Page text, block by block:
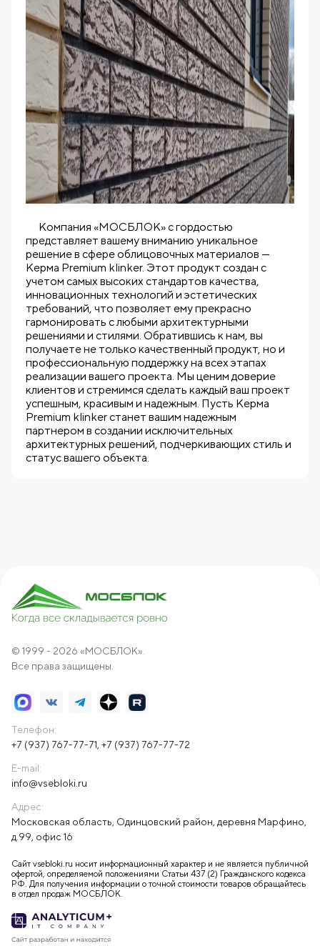
Компания «МОСБЛОК» с гордостью
представляет вашему вниманию уникальное
решение в сфере облицовочных материалов —
Керма Premium klinker. Этот продукт создан с
учетом самых высоких стандартов качества,
инновационных технологий и эстетических
требований, что позволяет ему прекрасно
гармонировать с любыми архитектурными
решениями и стилями. Обратившись к нам, вы
получаете не только качественный продукт, но и
профессиональную поддержку на всех этапах
реализации вашего проекта. Мы ценим доверие
клиентов и стремимся сделать каждый ваш проект
успешным, красивым и надежным. Пусть Керма
Premium klinker станет вашим надежным
партнером в создании исключительных
архитектурных решений, подчеркивающих стиль и
статус вашего объекта.
© 1999 - 2026 «МОСБЛОК».
Все права защищены.
Телефон:
+7 (937) 767-77-71 +7 (937) 767-77-72
E-mail:
info@vsebloki.ru
Адрес:
Московская область, Одинцовский район, деревня Марфино,
д.99, офис 16
Сайт vsebloki.ru носит информационный характер и не является публичной
офертой, определяемой положениями Статьи 437 (2) Гражданского кодекса
РФ. Для получения информации о точной стоимости товаров обращайтесь
в отдел продаж МОСБЛОК.